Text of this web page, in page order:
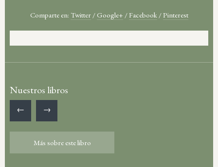
Comparte en: Twitter /Google+ /Facebook /Pinterest
Nuestros libros
← →
Más sobre este libro